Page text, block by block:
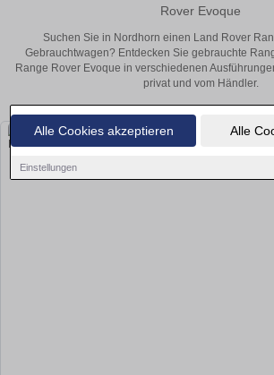
Alle Cookies akzeptieren Alle
Einstellungen
Rover Evoque
Suchen Sie in Nordhorn einen Land Rover
Gebrauchtwagen? Entdecken Sie gebrauchte
Range Rover Evoque in verschiedenen
privat und vom Händler.